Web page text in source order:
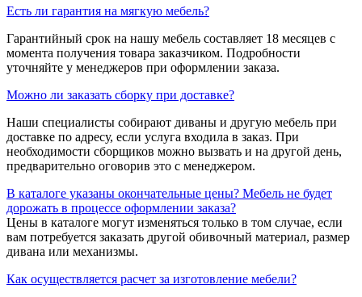
Есть ли гарантия на мягкую мебель?
Гарантийный срок на нашу мебель составляет 18 месяцев с
момента получения товара заказчиком. Подробности
уточняйте у менеджеров при оформлении заказа.
Можно ли заказать сборку при доставке?
Наши специалисты собирают диваны и другую мебель при
доставке по адресу, если услуга входила в заказ. При
необходимости сборщиков можно вызвать и на другой день,
предварительно оговорив это с менеджером.
В каталоге указаны окончательные цены? Мебель не будет
дорожать в процессе оформлении заказа?
Цены в каталоге могут изменяться только в том случае, если
вам потребуется заказать другой обивочный материал, размер
дивана или механизмы.
Как осуществляется расчет за изготовление мебели?